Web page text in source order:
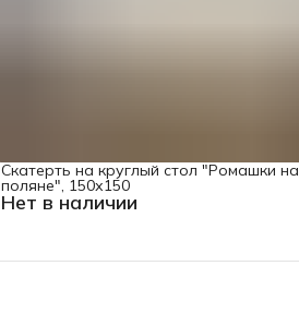
Нет в наличии
Скатерть на круглый стол "Ромашки на
поляне", 150х150